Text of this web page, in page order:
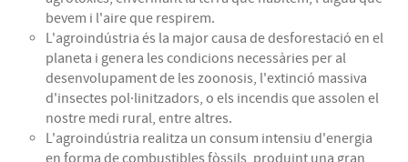
bevem i l'aire que respirem.
L'agroindústria és la major causa de desforestació en el
planeta i genera les condicions necessàries per al
desenvolupament de les zoonosis, l'extinció massiva
d'insectes pol·linitzadors, o els incendis que assolen el
nostre medi rural, entre altres.
L'agroindústria realitza un consum intensiu d'energia